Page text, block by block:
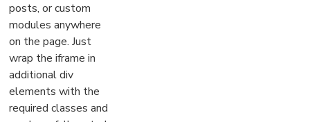
posts, or custom
modules anywhere
on the page. Just
wrap the iframe in
additional div
elements with the
required classes and